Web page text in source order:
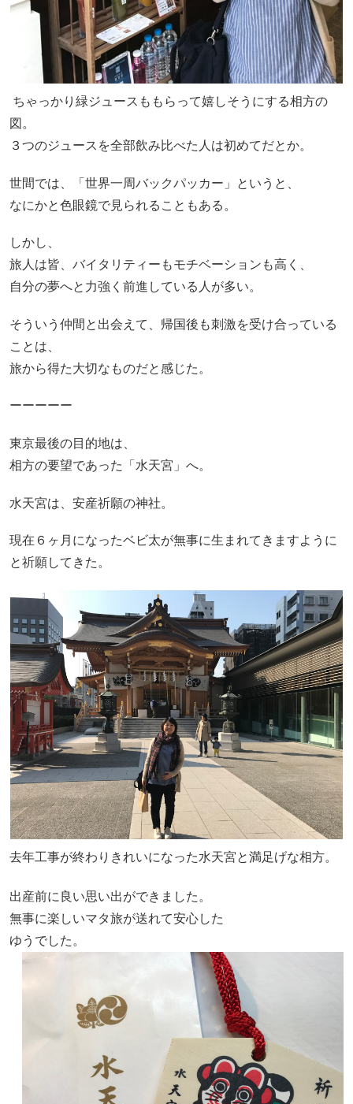
ちゃっかり緑ジュースももらって嬉しそうにする相方の
図。
３つのジュースを全部飲み比べた人は初めてだとか。
世間では、「世界一周バックパッカー」というと、
なにかと色眼鏡で見られることもある。
しかし、
旅人は皆、バイタリティーもモチベーションも高く、
自分の夢へと力強く前進している人が多い。
そういう仲間と出会えて、帰国後も刺激を受け合っている
ことは、
旅から得た大切なものだと感じた。
ーーーーー
東京最後の目的地は、
相方の要望であった「水天宮」へ。
水天宮は、安産祈願の神社。
現在６ヶ月になったベビ太が無事に生まれてきますように
と祈願してきた。
去年工事が終わりきれいになった水天宮と満足げな相方。
出産前に良い思い出ができました。
無事に楽しいマタ旅が送れて安心した
ゆうでした。